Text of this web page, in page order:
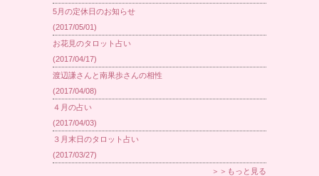
5月の定休日のお知らせ
(2017/05/01)
お花見のタロット占い
(2017/04/17)
渡辺謙さんと南果歩さんの相性
(2017/04/08)
４月の占い
(2017/04/03)
３月末日のタロット占い
(2017/03/27)
＞＞もっと見る